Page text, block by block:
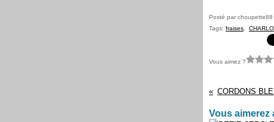
Posté par
Tags: fraises
Vous aimez ?
Vous aimerez